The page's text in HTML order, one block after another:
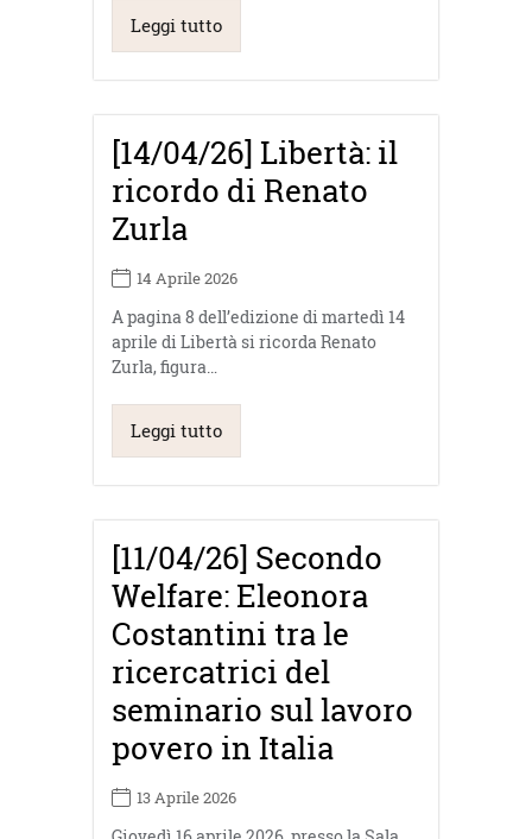
Leggi tutto
[14/04/26] Libertà: il
ricordo di Renato
Zurla
14 Aprile 2026
A pagina 8 dell’edizione di martedì 14
aprile di Libertà si ricorda Renato
Zurla, figura…
Leggi tutto
[11/04/26] Secondo
Welfare: Eleonora
Costantini tra le
ricercatrici del
seminario sul lavoro
povero in Italia
13 Aprile 2026